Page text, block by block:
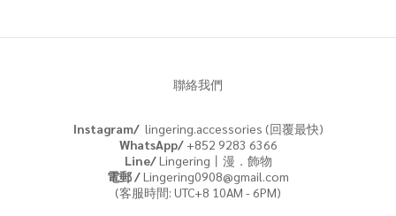
聯絡我們
Instagram/ lingering.accessories (回覆最快)
WhatsApp/+852 9283 6366
Line/Lingering丨漫．飾物
電郵 /Lingering0908@gmail.com
(客服時間: UTC+8 10AM - 6PM)